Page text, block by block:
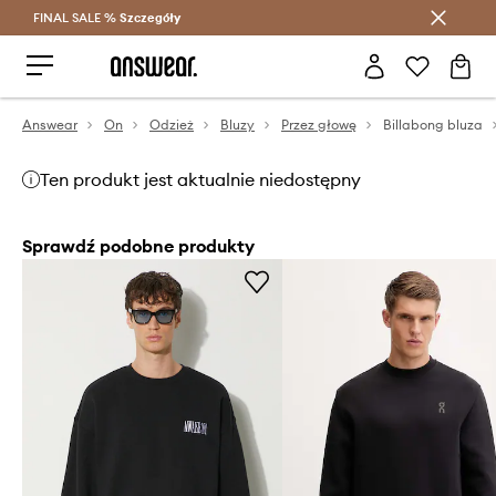
Oszczędzaj z Answear Club >
FINAL SALE % Szczegóły
Answear On Odzież Bluzy Przez głowę Billabong bluza
Ten produkt jest aktualnie niedostępny
Sprawdź podobne produkty